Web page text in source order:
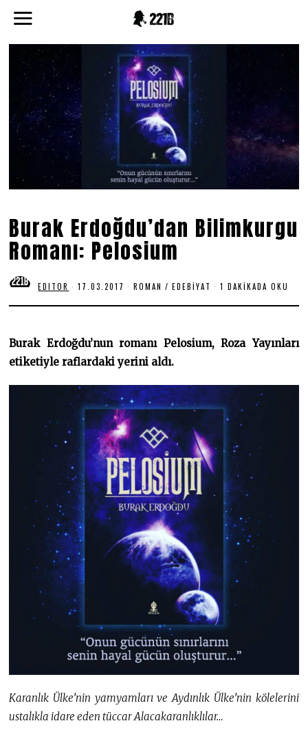
Burak Erdoğdu’dan Bilimkurgu
Romanı: Pelosium
EDITOR 17.03.2017 3
.
.
2
0
2
ROMAN / EDEBIYAT 1 DAKIKADA OKU
Burak Erdoğdu’nun romanı Pelosium, Roza Yayınları
etiketiyle raflardaki yerini aldı.
Karanlık Ülke’nin yamyamları ve Aydınlık Ülke’nin kölelerini
ustalıkla idare eden tüccar Alacakaranlıklılar…